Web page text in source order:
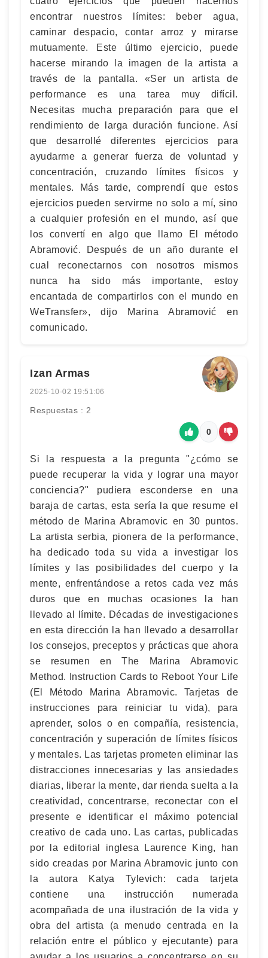
encontrar nuestros límites: beber agua,
caminar despacio, contar arroz y mirarse
mutuamente. Este último ejercicio, puede
hacerse mirando la imagen de la artista a
través de la pantalla. «Ser un artista de
performance es una tarea muy difícil.
Necesitas mucha preparación para que el
rendimiento de larga duración funcione. Así
que desarrollé diferentes ejercicios para
ayudarme a generar fuerza de voluntad y
concentración, cruzando límites físicos y
mentales. Más tarde, comprendí que estos
ejercicios pueden servirme no solo a mí, sino
a cualquier profesión en el mundo, así que
los convertí en algo que llamo El método
Abramović. Después de un año durante el
cual reconectarnos con nosotros mismos
nunca ha sido más importante, estoy
encantada de compartirlos con el mundo en
WeTransfer», dijo Marina Abramović en
comunicado.
Izan Armas
2025-10-02 19:51:06
Respuestas : 2
0
Si la respuesta a la pregunta "¿cómo se
puede recuperar la vida y lograr una mayor
conciencia?" pudiera esconderse en una
baraja de cartas, esta sería la que resume el
método de Marina Abramovic en 30 puntos.
La artista serbia, pionera de la performance,
ha dedicado toda su vida a investigar los
límites y las posibilidades del cuerpo y la
mente, enfrentándose a retos cada vez más
duros que en muchas ocasiones la han
llevado al límite. Décadas de investigaciones
en esta dirección la han llevado a desarrollar
los consejos, preceptos y prácticas que ahora
se resumen en The Marina Abramovic
Method. Instruction Cards to Reboot Your Life
(El Método Marina Abramovic. Tarjetas de
instrucciones para reiniciar tu vida), para
aprender, solos o en compañía, resistencia,
concentración y superación de límites físicos
y mentales. Las tarjetas prometen eliminar las
distracciones innecesarias y las ansiedades
diarias, liberar la mente, dar rienda suelta a la
creatividad, concentrarse, reconectar con el
presente e identificar el máximo potencial
creativo de cada uno. Las cartas, publicadas
por la editorial inglesa Laurence King, han
sido creadas por Marina Abramovic junto con
la autora Katya Tylevich: cada tarjeta
contiene una instrucción numerada
acompañada de una ilustración de la vida y
obra del artista (a menudo centrada en la
relación entre el público y ejecutante) para